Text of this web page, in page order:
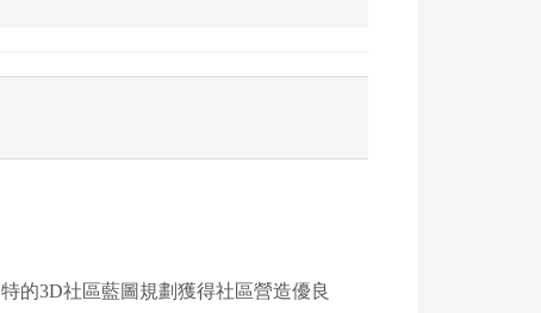
的3D社區藍圖規劃獲得社區營造優良